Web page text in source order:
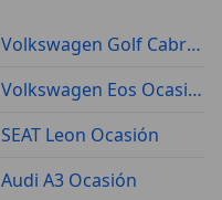
Volkswagen Golf Cabriolet Ocasión
Volkswagen Eos Ocasión
SEAT Leon Ocasión
Audi A3 Ocasión